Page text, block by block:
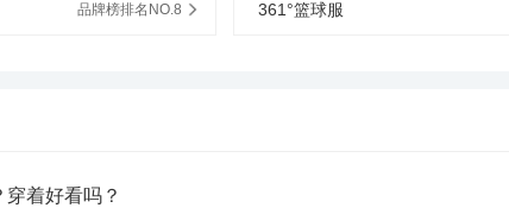
品牌榜排名NO.8 361°篮球服
着好看吗？